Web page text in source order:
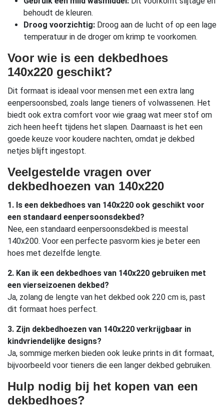
behoudt de kleuren.
Droog voorzichtig: Droog aan de lucht of op een lage
temperatuur in de droger om krimp te voorkomen.
Voor wie is een dekbedhoes
140x220 geschikt?
Dit formaat is ideaal voor mensen met een extra lang
eenpersoonsbed, zoals lange tieners of volwassenen. Het
biedt ook extra comfort voor wie graag wat meer stof om
zich heen heeft tijdens het slapen. Daarnaast is het een
goede keuze voor koudere nachten, omdat je dekbed
netjes blijft ingestopt.
Veelgestelde vragen over
dekbedhoezen van 140x220
1. Is een dekbedhoes van 140x220 ook geschikt voor
een standaard eenpersoonsdekbed?
Nee, een standaard eenpersoonsdekbed is meestal
140x200. Voor een perfecte pasvorm kies je beter een
hoes met dezelfde lengte.
2. Kan ik een dekbedhoes van 140x220 gebruiken met
een vierseizoenen dekbed?
Ja, zolang de lengte van het dekbed ook 220 cm is, past
dit formaat hoes perfect.
3. Zijn dekbedhoezen van 140x220 verkrijgbaar in
kindvriendelijke designs?
Ja, sommige merken bieden ook leuke prints in dit formaat,
bijvoorbeeld voor tieners die een langer dekbed gebruiken.
Hulp nodig bij het kopen van een
dekbedhoes?